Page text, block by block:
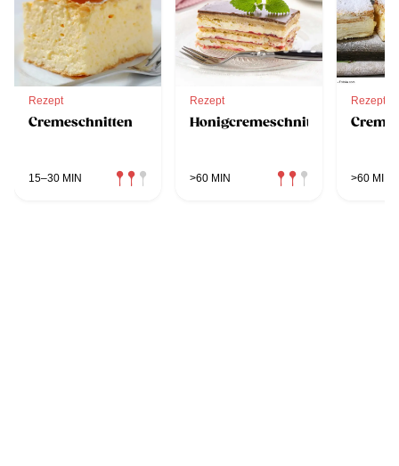
Rezept
Cremeschnitten
15–30 MIN
Rezept
Honigcremeschnitten
>60 MIN
Rezept
>60 MIN